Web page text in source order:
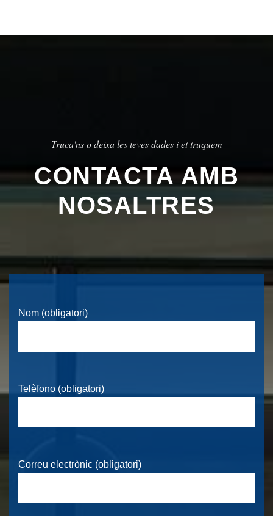
Truca'ns o deixa les teves dades i et truquem
CONTACTA AMB
NOSALTRES
Nom (obligatori)
Telèfono (obligatori)
Correu electrònic (obligatori)